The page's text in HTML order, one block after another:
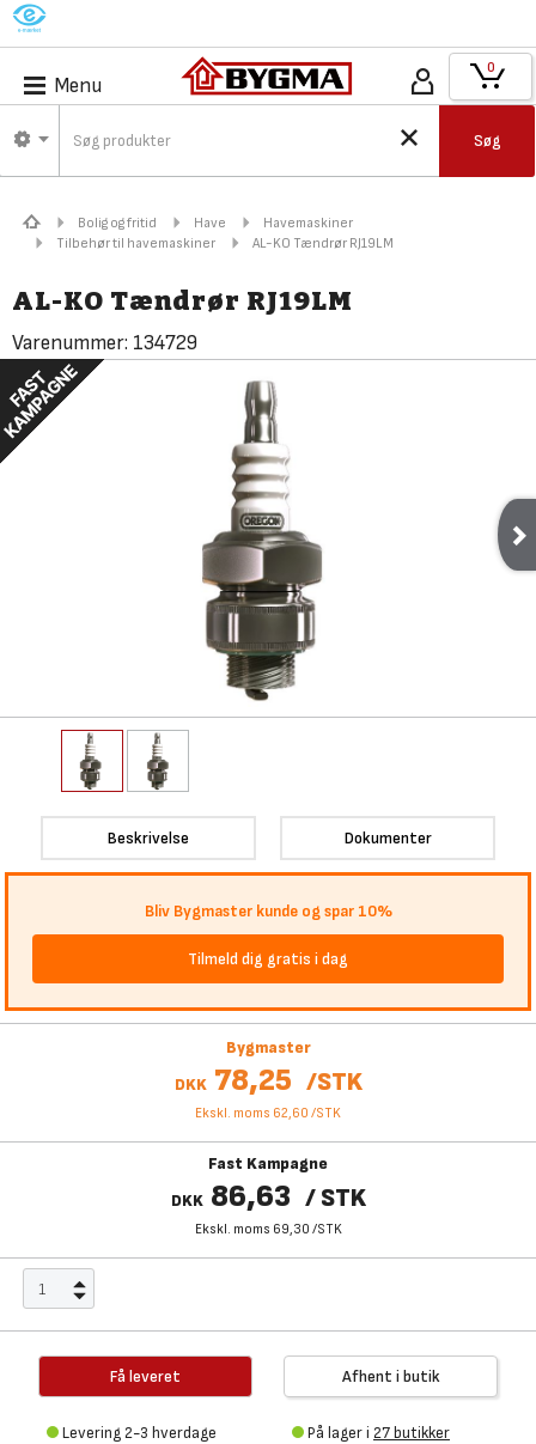
M
Menu
Søg
0
Bolig og fritid Have
Havemaskiner
Tilbehør til havemaskiner
AL-KO Tændrør RJ19LM
AL-KO Tændrør RJ19LM
Varenummer: 134729
Beskrivelse Dokumenter
Bliv Bygmaster kunde og spar 10%
Tilmeld dig gratis i dag
Bygmaster
DKK 78,25 /STK
Ekskl. moms 62,60 /STK
Fast Kampagne
DKK 86,63 / STK
Ekskl. moms 69,30 /STK
Få leveret
Levering 2-3 hverdage
Afhent i butik
På lager i 27 butikker